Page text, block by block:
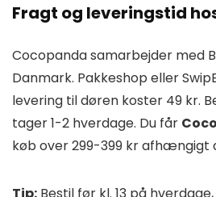
Fragt og leveringstid
Cocopanda samarbejder med
Danmark. Pakkeshop eller
levering til døren koster 49 kr.
tager 1-2 hverdage. Du får
køb over 299-399 kr afhængigt
Tip: Bestil før kl. 13 på